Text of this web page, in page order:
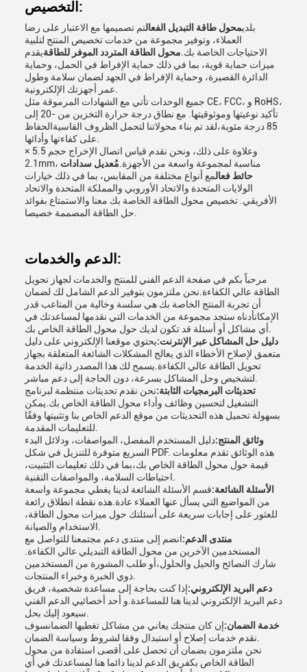
التخصيص:
بلديمحول طاقة التبديل الفعالتم تصميمها مع الاعتبار على رضا
العملاء، وتوفير مجموعة من خدمات تخصيص المنتج لتلبية
الاحتياجات الخاصة بك. محول الطاقة المتردد الموفر للطاقةيقدم
ميزات حماية قوية، بما في ذلك حماية الإفراط في الحمل، وحماية
الدائرة القصيرة، وحماية الإفراط في الجهد لضمان سلامة وطول
جميع الوحدات تأتي مع الشهادات المرموقة مثل CE، FCC، و RoHS،
تأكيد نوعيتها وموثوقيتها. مع نطاق درجة حرارة التخزين من -20 إلى
85 درجة مئوية،لقد تم بناء محولاتنا لتحمل الظروف القاسيةالحفاظ
وعلاوة على ذلك، ونحن نقدم قياس اتصال الإخراج حجم 5.5 ×
2.1mm، مناسبة لمجموعة واسعة من الأجهزة. مُعديل سدادات
حائط فعالمع أنواع مختلفة من المقابس، بما في ذلك خيارات
الولايات المتحدة والاتحاد الأوروبي والمملكة المتحدة والاتحاد
الأفريقي. تخصيص محول الطاقة الخاصة بك معنا والاستمتاع بفوائد
الدعم والخدمات:
مرحباً بكم في صفحة الدعم الفني للمنتج والخدمات لجهاز تحويل
الطاقة عالي الكفاءة.نحن ملتزمون بتوفير الدعم الشامل لك لضمان
أن تجربة المنتج الخاصة بك هي سلسة وخالية من المتاعب قدر
الإمكانأدناه ستجد مجموعة من الخدمات التي نقدمها لمساعدتك في
دليل حل المشاكل عبر الإنترنت:يحتوي موقعنا الإلكتروني على دليل
متعمق لإصلاح الأخطاء الذي يعالج المشكلات الشائعة المتعلقة بجهاز
تحويل الطاقة عالي الكفاءة.يسمح لك هذا المصدر ذاتية الخدمة
تحديثات البرمجيات الثابتة:نحن نقدم تحديثات منتظمة لبرنامج
التشغيل لتحسين وظائف وأداء محول الطاقة الخاص بك.يمكن
بسهولة تحميل هذه التحديثات من موقع الدعم الخاص بنا وتثبيتها وفقًا
وثائق المنتج:دليل المستخدم المفصل، المواصفات، ودلائل البدء
السريع متوفرة للتنزيل في شكل PDF. هذه الوثائق تقدم معلومات
قيمة حول محول الطاقة الخاص بك،بما في ذلك تعليمات التثبيت،
الأسئلة الشائعة:قسم الأسئلة الشائعة لدينا يغطي مجموعة واسعة
من المواضيع التي يسأل عنها العملاء عادة.هذه نقطة انطلاق رائعة
للعثور على إجابات سريعة على أسئلتك حول ميزات محول الطاقة،
منتدى الدعم:انضم إلى منتدى دعم مجتمعنا للتواصل مع
المستخدمين الآخرين من محول الطاقة التبديلي عالي الكفاءة.
شارك النصائح والحيل والحلول،أو طلب المشورة من المستخدمين
دعم البريد الإلكتروني:إذا كنت بحاجة إلى مساعدة شخصية، فريق
دعم البريد الإلكتروني لدينا هنا للمساعدة.و أحد أخصائيي الدعم الفني
خدمة الضمان:إن كان منتجك يعاني من مشاكل تغطيها الضمانسوف
نحن ملتزمون بضمان أن تحصل على أقصى استفادة من محول
الطاقة الخاص بكفريق الدعم لدينا دائما هنا لمساعدتك في أي